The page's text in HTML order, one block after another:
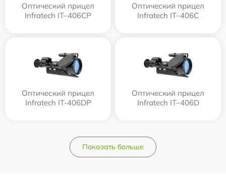
Оптический прицел
Infratech IT–406СP
Оптический прицел
Infratech IT–406С
Оптический прицел
Infratech IT-406DP
Оптический прицел
Infratech IT–406D
Показать больше